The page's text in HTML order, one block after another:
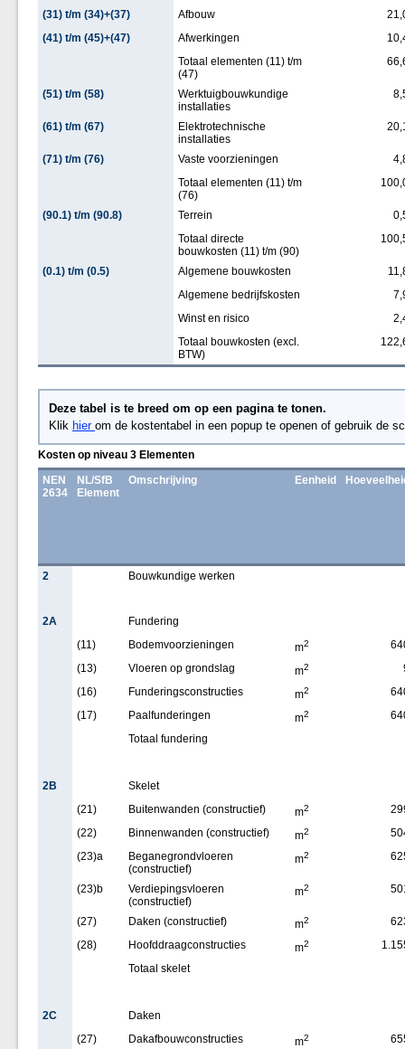
(31) t/m (34)+(37) Afbouw
(41) t/m (45)+(47)
Afwerkingen
Totaal elementen (11) t/m
(47)
(51) t/m (58)
Werktuigbouwkundige
installaties
(61) t/m (67)
Elektrotechnische
installaties
(71) t/m (76) Vaste voorzieningen
Totaal elementen (11) t/m
(76)
(90.1) t/m (90.8) Terrein
Totaal directe
bouwkosten (11) t/m (90)
(0.1) t/m (0.5) Algemene bouwkosten
Algemene bedrijfskosten
Winst en risico
Totaal bouwkosten (excl.
BTW)
Deze tabel is te breed om op een pagina te tonen.
Klik hier om de kostentabel in een popup te openen of gebruik de
Kosten op niveau 3 Elementen
NEN
2634
NL/SfB
Element
Omschrijving Eenheid
2 Bouwkundige werken
2A
Fundering
(11)
Bodemvoorzieningen m2
(13)
Vloeren op grondslag m2
(16)
Funderingsconstructies m2
(17)
Paalfunderingen m2
Totaal fundering
2B
Skelet
(21)
Buitenwanden (constructief) m2
(22)
Binnenwanden (constructief) m2
(23)a
Beganegrondvloeren
(constructief)
m2
(23)b
Verdiepingsvloeren
(constructief)
m2
(27) Daken (constructief) m2
(28)
Hoofddraagconstructies m2
Totaal skelet
2C
Daken
(27)
Dakafbouwconstructies m2